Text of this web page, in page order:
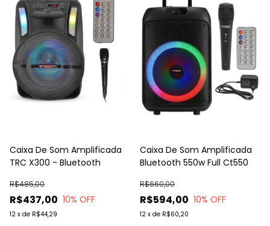
Caixa De Som Amplificada
TRC X300 - Bluetooth
R$437,00
R$485,00
10% OFF
12 x de R$44,29
Caixa De Som Amplificada
Bluetooth 550w Full Ct550
R$594,00
R$660,00
10% OFF
12 x de R$60,20